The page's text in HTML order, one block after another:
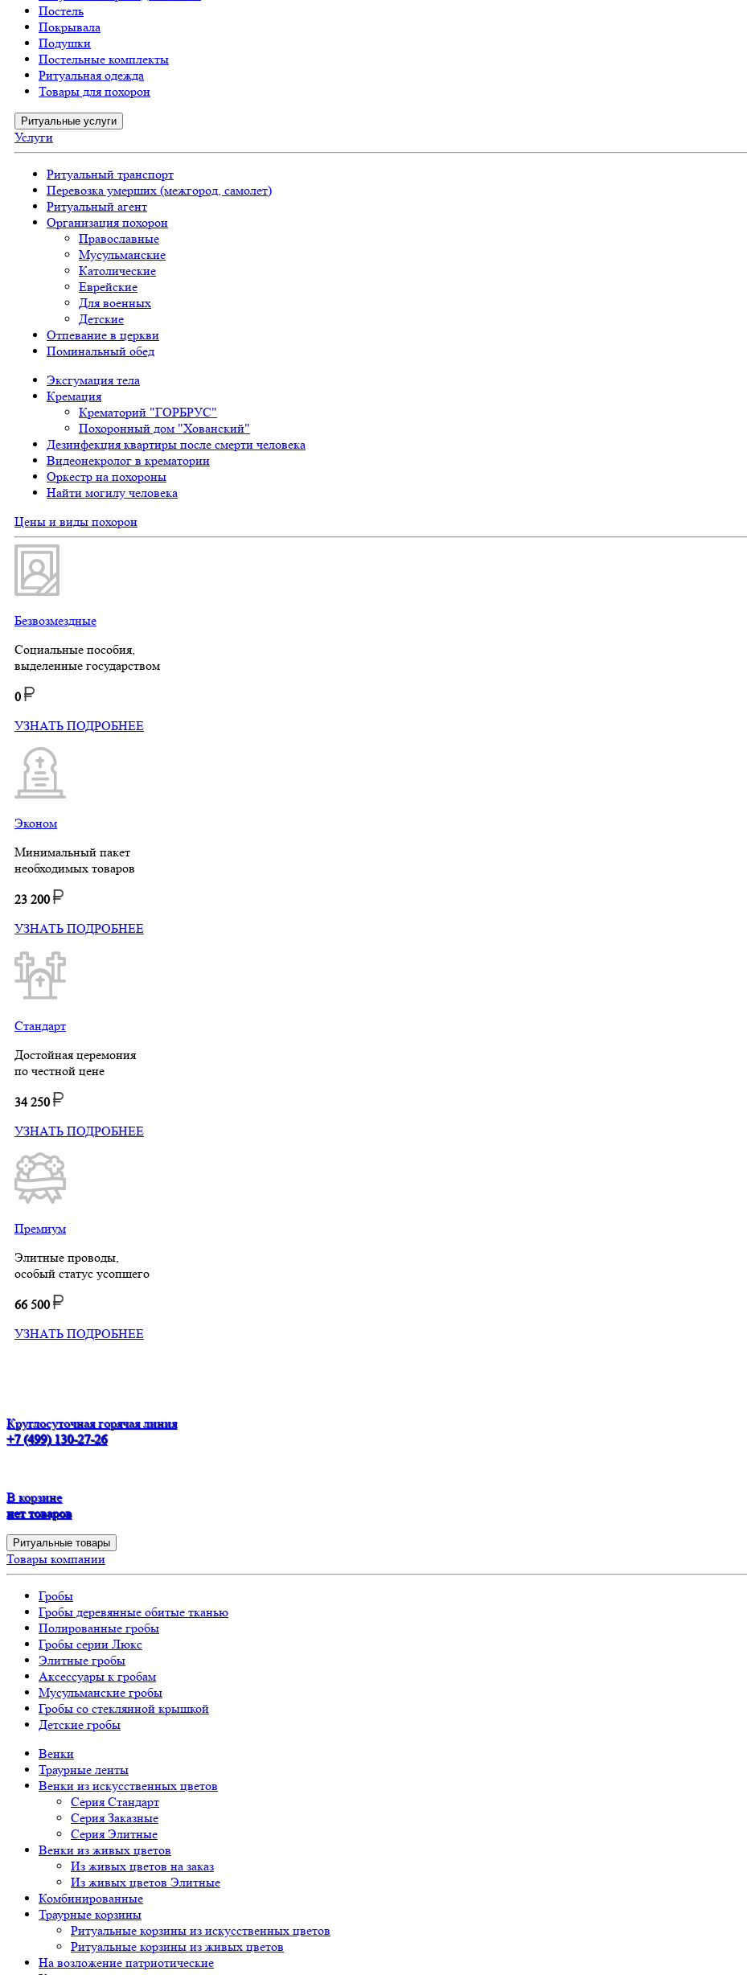
Постель
Покрывала
Подушки
Постельные комплекты
Ритуальная одежда
Товары для похорон
Ритуальные услуги
Услуги
Ритуальный транспорт
Перевозка умерших (межгород, самолет)
Ритуальный агент
Организация похорон
Православные
Мусульманские
Католические
Еврейские
Для военных
Детские
Отпевание в церкви
Поминальный обед
Эксгумация тела
Кремация
Крематорий "ГОРБРУС"
Похоронный дом "Хованский"
Дезинфекция квартиры после смерти человека
Видеонекролог в крематории
Оркестр на похороны
Найти могилу человека
Цены и виды похорон
Безвозмездные
Социальные пособия,
выделенные государством
0
УЗНАТЬ ПОДРОБНЕЕ
Эконом
Минимальный пакет
необходимых товаров
23 200
УЗНАТЬ ПОДРОБНЕЕ
Стандарт
Достойная церемония
по честной цене
34 250
УЗНАТЬ ПОДРОБНЕЕ
Премиум
Элитные проводы,
особый статус усопшего
66 500
УЗНАТЬ ПОДРОБНЕЕ
Круглосуточная горячая линия
+7 (499) 130-27-26
В корзине
нет товаров
Ритуальные товары
Товары компании
Гробы
Гробы деревянные обитые тканью
Полированные гробы
Гробы серии Люкс
Элитные гробы
Аксессуары к гробам
Мусульманские гробы
Гробы со стеклянной крышкой
Детские гробы
Венки
Траурные ленты
Венки из искусственных цветов
Серия Стандарт
Серия Заказные
Серия Элитные
Венки из живых цветов
Из живых цветов на заказ
Из живых цветов Элитные
Комбинированные
Траурные корзины
Ритуальные корзины из искусственных цветов
Ритуальные корзины из живых цветов
На возложение патриотические